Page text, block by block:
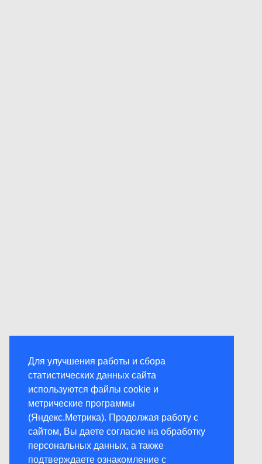
Для улучшения работы и сбора
статистических данных сайта
используются файлы cookie и
метрические программы
(Яндекс.Метрика). Продолжая работу с
сайтом, Вы даете согласие на обработку
персональных данных, а также
подтверждаете ознакомление с